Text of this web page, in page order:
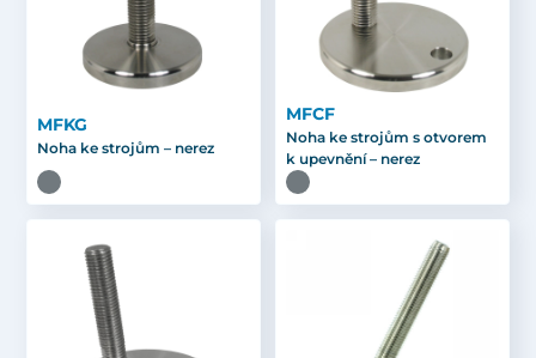
MFKG
Noha ke strojům – nerez
MFCF
Noha ke strojům s otvorem
k upevnění – nerez